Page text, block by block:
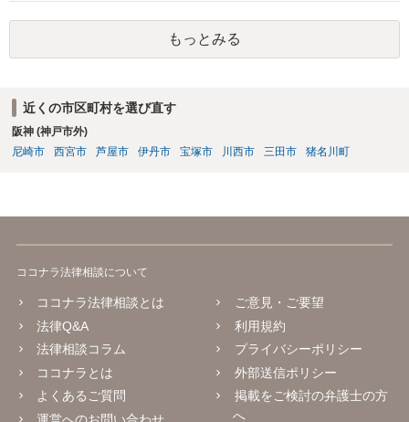
もっとみる
近くの市区町村を選び直す
阪神 (神戸市外)
尼崎市
西宮市 芦屋市 伊丹市 宝塚市 川西市 三田市 猪名川町
ココナラ法律相談について
ココナラ法律相談とは
法律Q&A
法律相談コラム
ココナラとは
よくあるご質問
運営へのお問い合わせ
ご意見・ご要望
利用規約
プライバシーポリシー
外部送信ポリシー
掲載をご検討の弁護士の方
へ